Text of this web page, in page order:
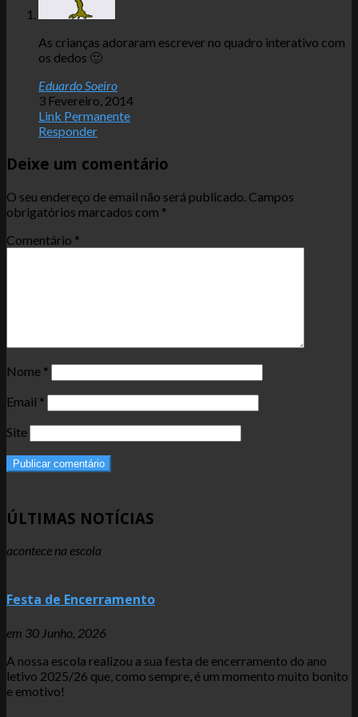
As crianças adoraram escrever no quadro interativo com
os dedos 🙂
Eduardo Soeiro
3 Fevereiro, 2014
Link Permanente
Responder
Deixe um comentário
O seu endereço de email não será publicado. Campos
obrigatórios marcados com *
Comentário *
Nome *
Email *
Site
ÚLTIMAS NOTÍCIAS
acontece na escola
Festa de Encerramento
em 30 Junho, 2026
A nossa escola realizou a sua festa de encerramento do ano
letivo 2025/26 que, como sempre, é um momento muito bonito
e emotivo!